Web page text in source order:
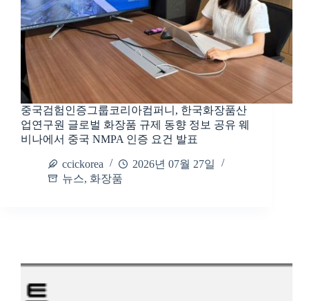
중국검험인증그룹코리아컴퍼니, 한국화장품산
업연구원 글로벌 화장품 규제 동향 정보 공유 웨
비나에서 중국 NMPA 인증 요건 발표
ccickorea
2026년 07월 27일
뉴스, 화장품